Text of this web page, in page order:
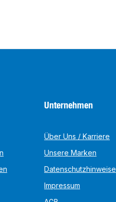
Unternehmen
Über Uns / Karriere
Unsere Marken
Datenschutzhinweise
Impressum